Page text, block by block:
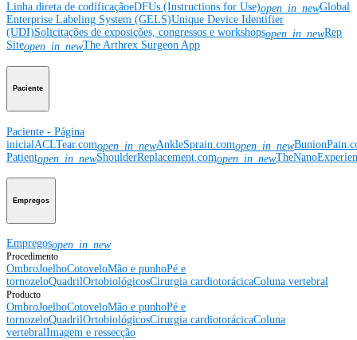
Linha direta de codificaçãoeDFUs (Instructions for Use)open_in_newGlobal
Enterprise Labeling System (GELS)Unique Device Identifier
(UDI)Solicitações de exposições, congressos e workshopsopen_in_newRep
Siteopen_in_newThe Arthrex Surgeon App
Paciente
Paciente - Página
inicialACLTear.comopen_in_newAnkleSprain.comopen_in_new
Patientopen_in_newShoulderReplacement.comopen_in_new
Empregos
Empregosopen_in_new
Procedimento
OmbroJoelhoCotoveloMão e punhoPé e
tornozeloQuadrilOrtobiológicosCirurgia cardiotorácicaColuna vertebral
Producto
OmbroJoelhoCotoveloMão e punhoPé e
tornozeloQuadrilOrtobiológicosCirurgia cardiotorácicaColuna
vertebralImagem e ressecção